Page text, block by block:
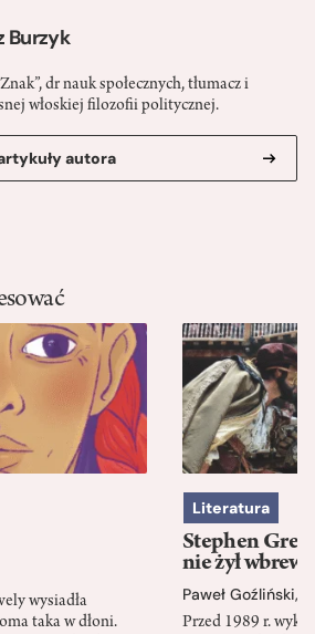
Burzyk
dr nauk społecznych, tłumacz i
włoskiej filozofii politycznej.
autora
wysiadła
taka w dłoni.
Literatura
Stephen
nie żył wbrew
Paweł Goźliński,
Przed 1989 r.